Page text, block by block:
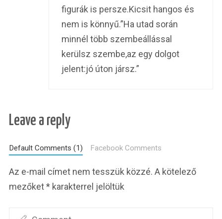
figurák is persze.Kicsit hangos és
nem is könnyű.”Ha utad során
minnél több szembeállással
kerülsz szembe,az egy dolgot
jelent:jó úton jársz.”
Leave a reply
Default Comments (1) Facebook Comments
Az e-mail címet nem tesszük közzé. A kötelező
mezőket* karakterrel jelöltük